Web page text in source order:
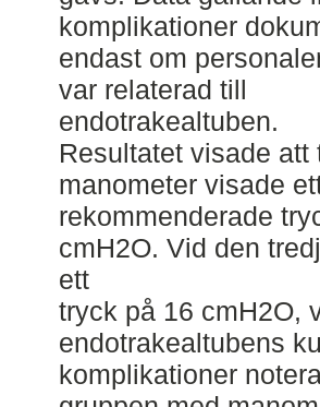
komplikationer
endast om
var relaterad till
endotrakealtuben.
Resultatet visade
manometer visade
rekommenderade
cmH2O. Vid den
ett
tryck på 16 cmH2O,
endotrakealtubens
komplikationer